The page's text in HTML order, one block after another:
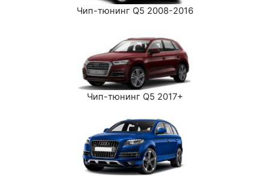
Чип-тюнинг Q5 2008-2016
Чип-тюнинг Q5 2017+